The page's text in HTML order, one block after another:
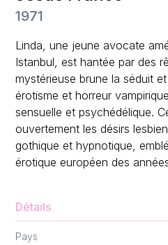
1971
Linda, une jeune avocate
Istanbul, est hantée par des
mystérieuse brune la séduit
érotisme et horreur
sensuelle et psychédélique.
ouvertement les désirs
gothique et hypnotique,
érotique européen des
Détails
Pays